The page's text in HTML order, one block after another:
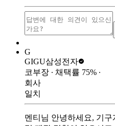
G
GIGU삼성전자
코부장 ∙ 채택률 75% ∙
회사
일치
멘티님 안녕하세요, 기구